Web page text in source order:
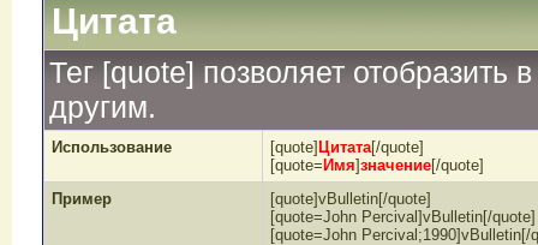
Цитата
Тег [quote] позволяет отобразить
другим.
Использование [quote] Цитата[/quote]
[quote= Имя]значение[/quote]
Пример
[quote]vBulletin[/quote]
[quote=John Percival]vBulletin[/quote]
[quote=John Percival;1990]vBulletin[/